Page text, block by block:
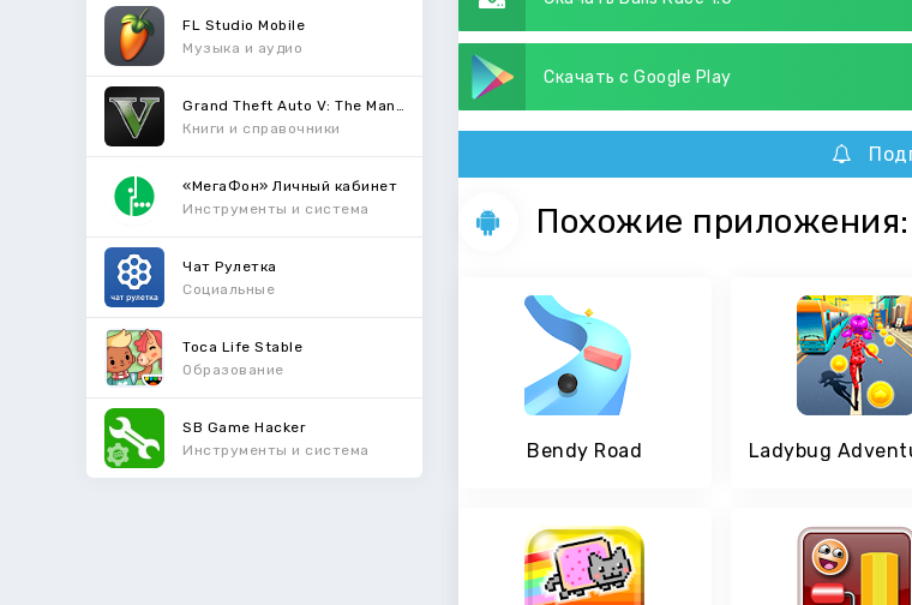
FL Studio Mobile
Музыка и аудио
Книги и справочники
«МегаФон» Личный кабинет
Инструменты и система
Чат Рулетка
Социальные
Toca Life Stable
Образование
SB Game Hacker
Инструменты и система
Скачать с Google Play
Похожие приложения:
Bendy Road